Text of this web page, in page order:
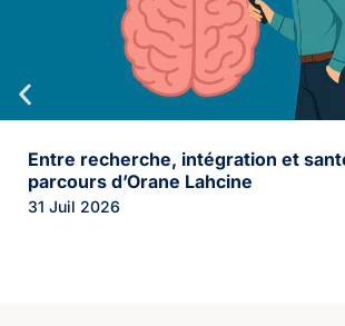
Entre recherche, intégration et
parcours d’Orane Lahcine
31 Juil 2026